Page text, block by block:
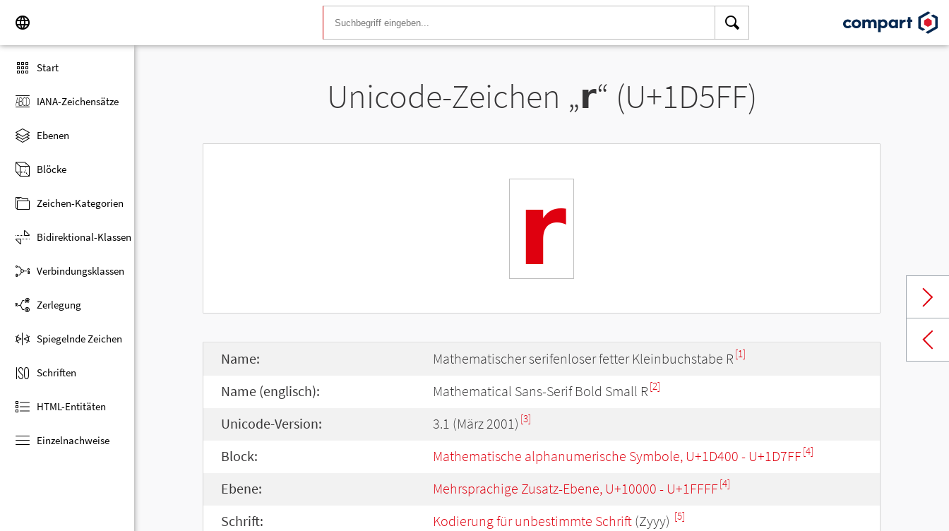
Start
IANA-Zeichensätze
Ebenen
Blöcke
Zeichen-Kategorien
Bidirektional-Klassen
Verbindungsklassen
Zerlegung
Spiegelnde Zeichen
Schriften
HTML-Entitäten
Einzelnachweise
Unicode-Zeichen „𝗿“ (U+1D5FF)
𝗿
Name: Mathematischer serifenloser fetter Kleinbuchstabe R [1]
Name (englisch): Mathematical Sans-Serif Bold Small R [2]
Unicode-Version: 3.1 (März 2001) [3]
Block: Mathematische alphanumerische Symbole, U+1D400 - U+1D7FF[4]
Ebene: Mehrsprachige Zusatz-Ebene, U+10000 - U+1FFFF[4]
Schrift: Kodierung für unbestimmte Schrift (Zyyy) [5]